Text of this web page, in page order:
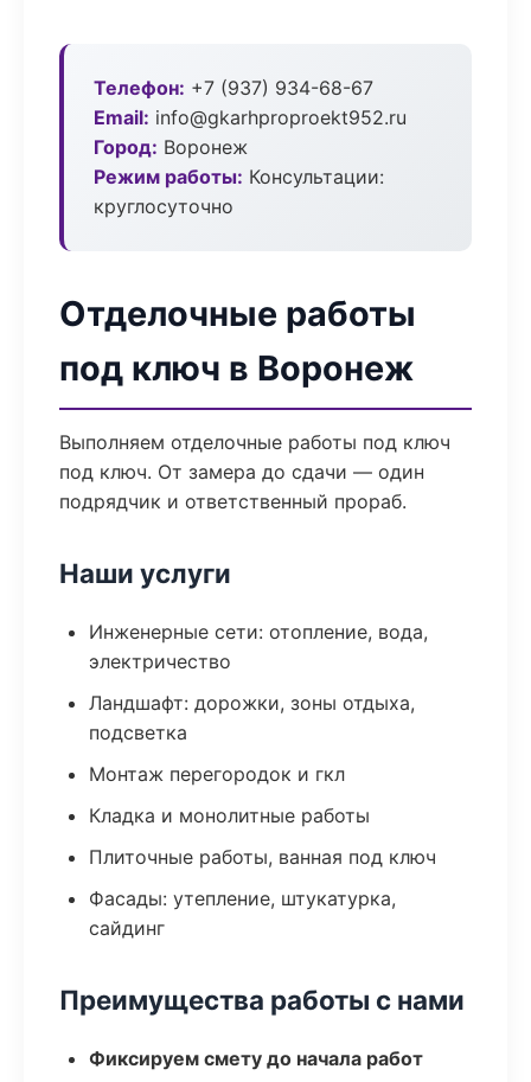
Телефон: +7 (937) 934-68-67
Email: info@gkarhproproekt952.ru
Город: Воронеж
Режим работы: Консультации:
круглосуточно
Отделочные работы
под ключ в Воронеж
Выполняем отделочные работы под ключ
под ключ. От замера до сдачи — один
подрядчик и ответственный прораб.
Наши услуги
Инженерные сети: отопление, вода,
электричество
Ландшафт: дорожки, зоны отдыха,
подсветка
Монтаж перегородок и гкл
Кладка и монолитные работы
Плиточные работы, ванная под ключ
Фасады: утепление, штукатурка,
сайдинг
Преимущества работы с нами
Фиксируем смету до начала работ